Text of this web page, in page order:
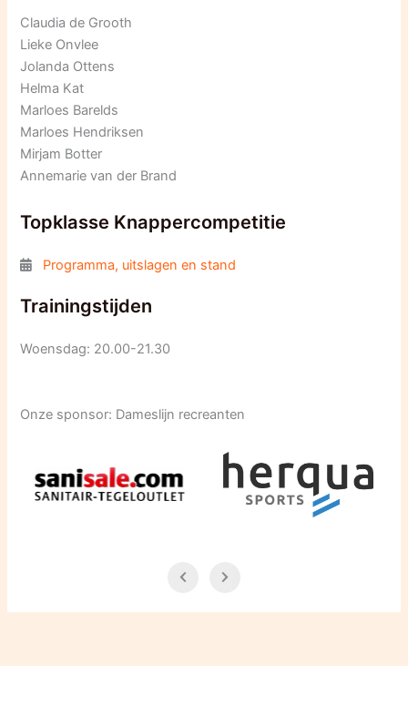
Claudia de Grooth
Lieke Onvlee
Jolanda Ottens
Helma Kat
Marloes Barelds
Marloes Hendriksen
Mirjam Botter
Annemarie van der Brand
Topklasse Knappercompetitie
Programma, uitslagen en stand
Trainingstijden
Woensdag: 20.00-21.30
Onze sponsor: Dameslijn recreanten